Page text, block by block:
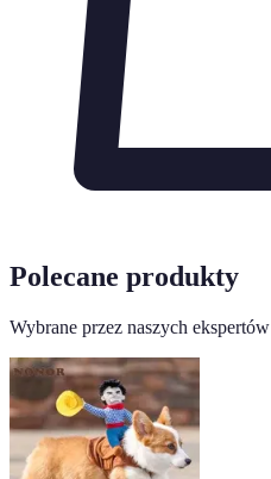
Polecane produkty
Wybrane przez naszych ekspertów